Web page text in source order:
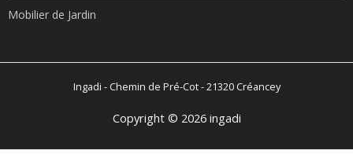
Mobilier de Jardin
Ingadi - Chemin de Pré-Cot - 21320 Créancey
Copyright © 2026 ingadi